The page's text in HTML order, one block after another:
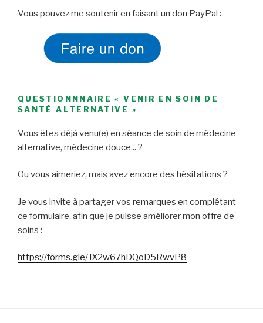
Vous pouvez me soutenir en faisant un don PayPal :
QUESTIONNNAIRE « VENIR EN SOIN DE
SANTÉ ALTERNATIVE »
Vous êtes déjà venu(e) en séance de soin de médecine
alternative, médecine douce... ?
Ou vous aimeriez, mais avez encore des hésitations ?
Je vous invite à partager vos remarques en complétant
ce formulaire, afin que je puisse améliorer mon offre de
soins :
https://forms.gle/JX2w67hDQoD5RwvP8